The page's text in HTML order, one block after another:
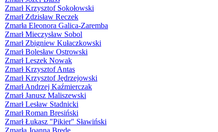
Zmarł Krzysztof Sokołowski
Zmarł Zdzisław Reczek
Zmarła Eleonora Galica-Zaremba
Zmarł Mieczysław Sobol
Zmarł Zbigniew Kułaczkowski
Zmarł Bolesław Ostrowski
Zmarł Leszek Nowak
Zmarł Krzysztof Antas
Zmarł Krzysztof Jędrzejowski
Zmarł Andrzej Kaźmierczak
Zmarł Janusz Maliszewski
Zmarł Lesław Stadnicki
Zmarł Roman Bresiński
Zmarł Łukasz "Pikier" Sławiński